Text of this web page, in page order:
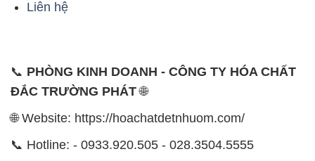
Liên hệ
📞 PHÒNG KINH DOANH - CÔNG TY HÓA CHẤT
ĐẮC TRƯỜNG PHÁT🌐
🌐 Website: https://hoachatdetnhuom.com/
📞 Hotline: - 0933.920.505 - 028.3504.5555